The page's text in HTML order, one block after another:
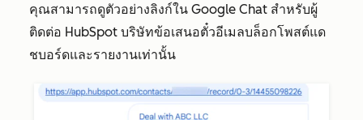
คุณสามารถดูตัวอย่างลิงก์ใน Google Chat สำหรับผู้
ติดต่อ HubSpot บริษัทข้อเสนอตั๋วอีเมลบล็อกโพสต์แด
ชบอร์ดและรายงานเท่านั้น